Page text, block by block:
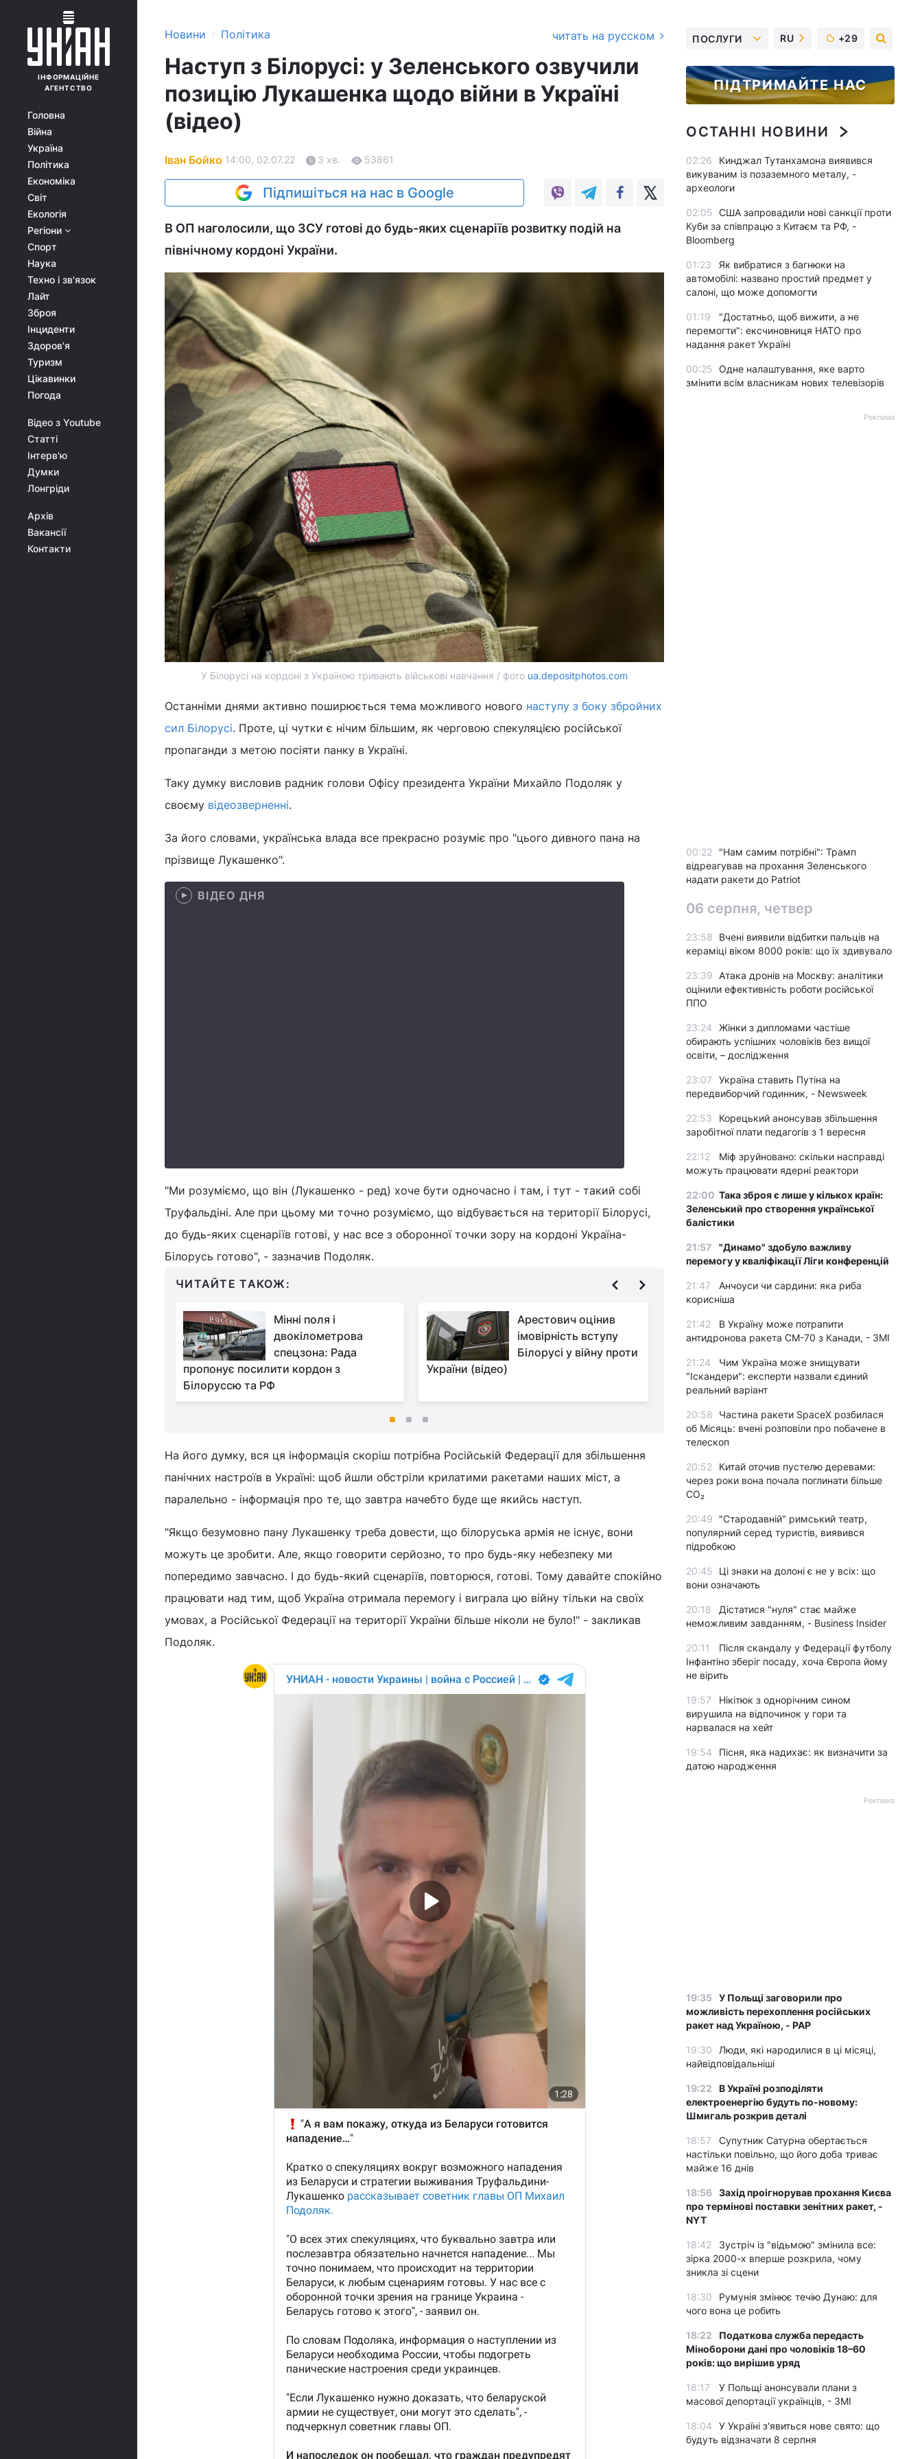
ІНФОРМАЦІЙНЕ
АГЕНТСТВО
Головна
Війна
Україна
Політика
Економіка
Світ
Екологія
Регіони
Спорт
Наука
Техно і зв'язок
Лайт
Зброя
Інциденти
Здоров'я
Туризм
Цікавинки
Погода
Відео з Youtube
Статті
Інтерв'ю
Думки
Лонгріди
Архів
Вакансії
Контакти
Новини › Політика читать на русском
Наступ з Білорусі: у Зеленського озвучили
позицію Лукашенка щодо війни в Україні
(відео)
Іван Бойко 14:00, 02.07.22 3 хв. 53861
Підпишіться на нас в Google
В ОП наголосили, що ЗСУ готові до будь-яких сценаріїв розвитку подій на
північному кордоні України.
У Білорусі на кордоні з Україною тривають військові навчання / фото ua.depositphotos.com
Останніми днями активно поширюється тема можливого нового наступу з боку збройних
сил Білорусі. Проте, ці чутки є нічим більшим, як черговою спекуляцією російської
пропаганди з метою посіяти панку в Україні.
Таку думку висловив радник голови Офісу президента України Михайло Подоляк у
своєму відеозверненні.
За його словами, українська влада все прекрасно розуміє про "цього дивного пана на
прізвище Лукашенко".
ВІДЕО ДНЯ
"Ми розуміємо, що він (Лукашенко - ред) хоче бути одночасно і там, і тут - такий собі
Труфальдіні. Але при цьому ми точно розуміємо, що відбувається на території Білорусі,
до будь-яких сценаріїв готові, у нас все з оборонної точки зору на кордоні Україна-
Білорусь готово", - зазначив Подоляк.
ЧИТАЙТЕ ТАКОЖ:
Мінні поля і
двокілометрова
спецзона: Рада
пропонує посилити кордон з
Білоруссю та РФ
Арестович оцінив
імовірність вступу
Білорусі у війну проти
України (відео)
"Коли треба буде
боятися - скажемо":
прокоментували ймовірний напад
Білорусі на Україну
На його думку, вся ця інформація скоріш потрібна Російській Федерації для збільшення
панічних настроїв в Україні: щоб йшли обстріли крилатими ракетами наших міст, а
паралельно - інформація про те, що завтра начебто буде ще якийсь наступ.
"Якщо безумовно пану Лукашенку треба довести, що білоруська армія не існує, вони
можуть це зробити. Але, якщо говорити серйозно, то про будь-яку небезпеку ми
попередимо завчасно. І до будь-який сценаріїв, повторюся, готові. Тому давайте спокійно
працювати над тим, щоб Україна отримала перемогу і виграла цю війну тільки на своїх
умовах, а Російської Федерації на території України більше ніколи не було!" - закликав
Подоляк.
ПОСЛУГИ RU +29
ПІДТРИМАЙТЕ НАС
ОСТАННІ НОВИНИ
02:26
Кинджал Тутанхамона виявився
викуваним із позаземного металу, -
археологи
02:05 США запровадили нові санкції проти
Куби за співпрацю з Китаєм та РФ, -
Bloomberg
01:23
Як вибратися з багнюки на
автомобілі: названо простий предмет у
салоні, що може допомогти
01:19
"Достатньо, щоб вижити, а не
перемогти": ексчиновниця НАТО про
надання ракет Україні
00:25 Одне налаштування, яке варто
змінити всім власникам нових телевізорів
Реклама
00:22
"Нам самим потрібні": Трамп
відреагував на прохання Зеленського
надати ракети до Patriot
06 серпня, четвер
23:58
Вчені виявили відбитки пальців на
кераміці віком 8000 років: що їх здивувало
23:39
Атака дронів на Москву: аналітики
оцінили ефективність роботи російської
ППО
23:24
Жінки з дипломами частіше
обирають успішних чоловіків без вищої
освіти, – дослідження
23:07
Україна ставить Путіна на
передвиборчий годинник, - Newsweek
22:53
Корецький анонсував збільшення
заробітної плати педагогів з 1 вересня
22:12
Міф зруйновано: скільки насправді
можуть працювати ядерні реактори
22:00 Така зброя є лише у кількох країн:
Зеленський про створення української
балістики
21:57
"Динамо" здобуло важливу
перемогу у кваліфікації Ліги конференцій
21:47
Анчоуси чи сардини: яка риба
корисніша
21:42
В Україну може потрапити
антидронова ракета CM-70 з Канади, - ЗМІ
21:24
Чим Україна може знищувати
"Іскандери": експерти назвали єдиний
реальний варіант
20:58
Частина ракети SpaceX розбилася
об Місяць: вчені розповіли про побачене в
телескоп
20:52
Китай оточив пустелю деревами:
через роки вона почала поглинати більше
CO₂
20:49
"Стародавній" римський театр,
популярний серед туристів, виявився
підробкою
20:45
Ці знаки на долоні є не у всіх: що
вони означають
20:18
Дістатися "нуля" стає майже
неможливим завданням, - Business Insider
20:11
Після скандалу у Федерації футболу
Інфантіно зберіг посаду, хоча Європа йому
не вірить
19:57
Нікітюк з однорічним сином
вирушила на відпочинок у гори та
нарвалася на хейт
19:54
Пісня, яка надихає: як визначити за
датою народження
Реклама
19:35 У Польщі заговорили про
можливість перехоплення російських
ракет над Україною, - PAP
19:30
Люди, які народилися в ці місяці,
найвідповідальніші
19:22
В Україні розподіляти
електроенергію будуть по-новому:
Шмигаль розкрив деталі
18:57
Супутник Сатурна обертається
настільки повільно, що його доба триває
майже 16 днів
18:56 Захід проігнорував прохання Києва
про термінові поставки зенітних ракет, -
NYT
18:42
Зустріч із "відьмою" змінила все:
зірка 2000-х вперше розкрила, чому
зникла зі сцени
18:30
Румунія змінює течію Дунаю: для
чого вона це робить
18:22
Податкова служба передасть
Міноборони дані про чоловіків 18–60
років: що вирішив уряд
18:17
У Польщі анонсували плани з
масової депортації українців, - ЗМІ
18:04
У Україні з'явиться нове свято: що
будуть відзначати 8 серпня